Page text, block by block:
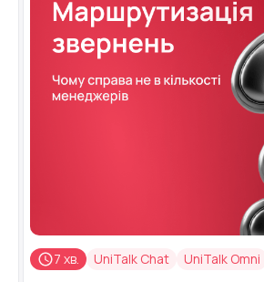
7 хв. UniTalk Chat UniTalk Omni
Написати
Компанія
Ваш номер телефону
Ваш номер телефону
Ваш номер телефону
Потрібна
допомога
Безкоштовна